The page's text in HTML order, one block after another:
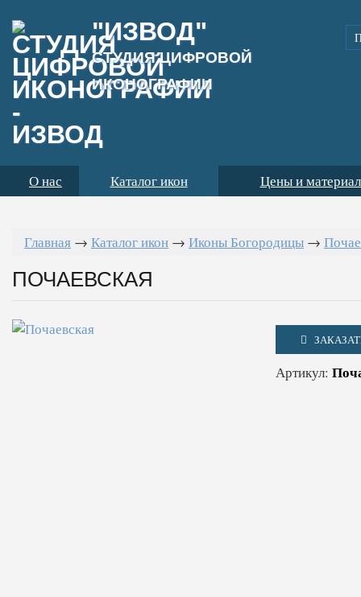
"ИЗВОД"
СТУДИЯ ЦИФРОВОЙ
ИКОНОГРАФИИ
О нас Каталог икон Цены и
Главная → Каталог икон → Иконы Богородицы →
ПОЧАЕВСКАЯ
Артикул: